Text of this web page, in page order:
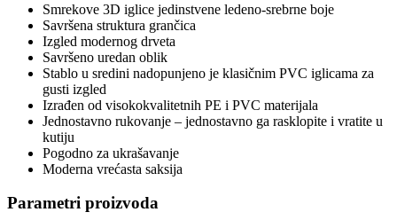
Smrekove 3D iglice jedinstvene ledeno-srebrne boje
Savršena struktura grančica
Izgled modernog drveta
Savršeno uredan oblik
Stablo u sredini nadopunjeno je klasičnim PVC iglicama za
gusti izgled
Izrađen od visokokvalitetnih PE i PVC materijala
Jednostavno rukovanje – jednostavno ga rasklopite i vratite u
kutiju
Pogodno za ukrašavanje
Moderna vrećasta saksija
Parametri proizvoda